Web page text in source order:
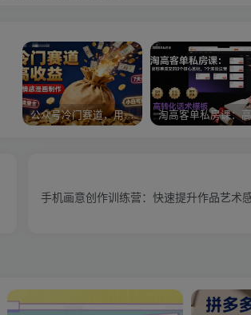
公众号冷门赛道，用AI做情感漫画，7天开通流量主，操作简单，小白可玩
手机画意创作训练营：快速提升作品艺术